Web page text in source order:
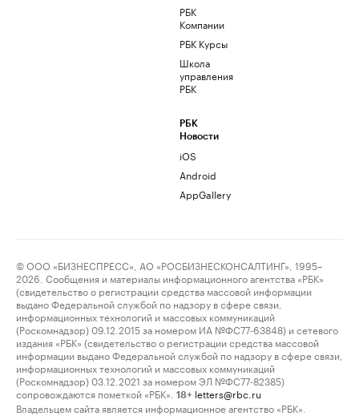
РБК
Компании
РБК Курсы
Школа
управления
РБК
РБК
Новости
iOS
Android
AppGallery
© ООО «БИЗНЕСПРЕСС», АО «РОСБИЗНЕСКОНСАЛТИНГ», 1995–
2026. Сообщения и материалы информационного агентства «РБК»
(свидетельство о регистрации средства массовой информации
выдано Федеральной службой по надзору в сфере связи,
информационных технологий и массовых коммуникаций
(Роскомнадзор) 09.12.2015 за номером ИА №ФС77-63848) и сетевого
издания «РБК» (свидетельство о регистрации средства массовой
информации выдано Федеральной службой по надзору в сфере связи,
информационных технологий и массовых коммуникаций
(Роскомнадзор) 03.12.2021 за номером ЭЛ №ФС77-82385)
сопровождаются пометкой «РБК».
18+ letters@rbc.ru
Владельцем сайта является информационное агентство «РБК».